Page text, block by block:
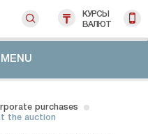
КУРСЫ
ВАЛЮТ
purchases
the auction